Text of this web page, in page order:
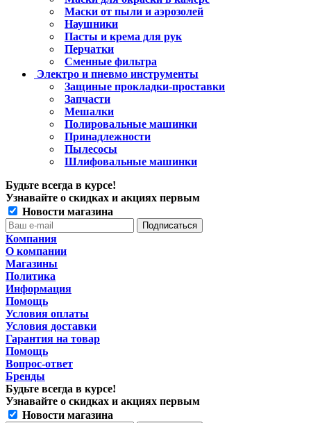
Маски от пыли и аэрозолей
Наушники
Пасты и крема для рук
Перчатки
Сменные фильтра
Электро и пневмо инструменты
Защиные прокладки-проставки
Запчасти
Мешалки
Полировальные машинки
Принадлежности
Пылесосы
Шлифовальные машинки
Будьте всегда в курсе!
Узнавайте о скидках и акциях первым
Новости магазина
Компания
О компании
Магазины
Политика
Информация
Помощь
Условия оплаты
Условия доставки
Гарантия на товар
Помощь
Вопрос-ответ
Бренды
Будьте всегда в курсе!
Узнавайте о скидках и акциях первым
Новости магазина